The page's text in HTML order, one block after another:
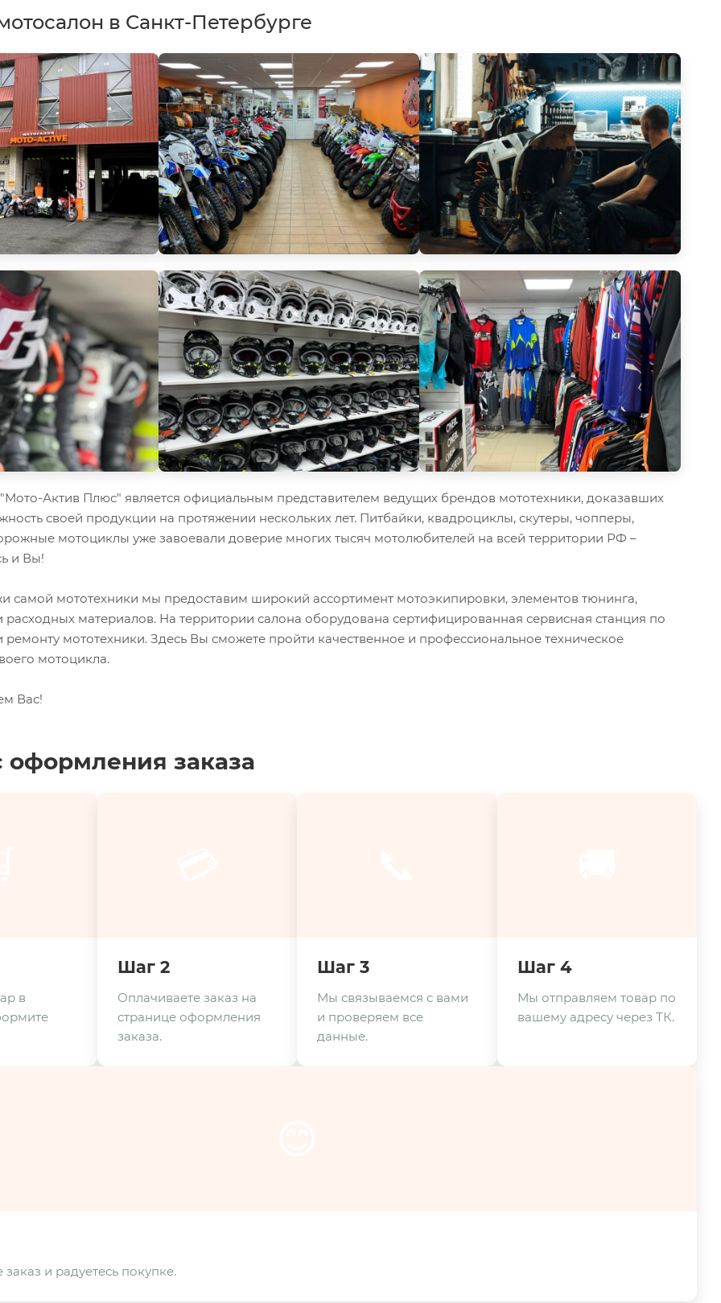
в Санкт-Петербурге
Актив Плюс" является официальным представителем ведущих брендов мототехники, доказавших
своей продукции на протяжении нескольких лет. Питбайки, квадроциклы, скутеры, чопперы,
мотоциклы уже завоевали доверие многих тысяч мотолюбителей на всей территории РФ –
и Вы!
самой мототехники мы предоставим широкий ассортимент мотоэкипировки, элементов тюнинга,
расходных материалов. На территории салона оборудована сертифицированная сервисная станция по
мототехники. Здесь Вы сможете пройти качественное и профессиональное техническое
мотоцикла.
Вас!
оформления заказа
в
Шаг 2
Оплачиваете заказ на
странице оформления
заказа.
Шаг 3
Мы связываемся с вами
и проверяем все
данные.
Шаг 4
Мы отправляем товар по
вашему адресу через ТК.
и радуетесь покупке.